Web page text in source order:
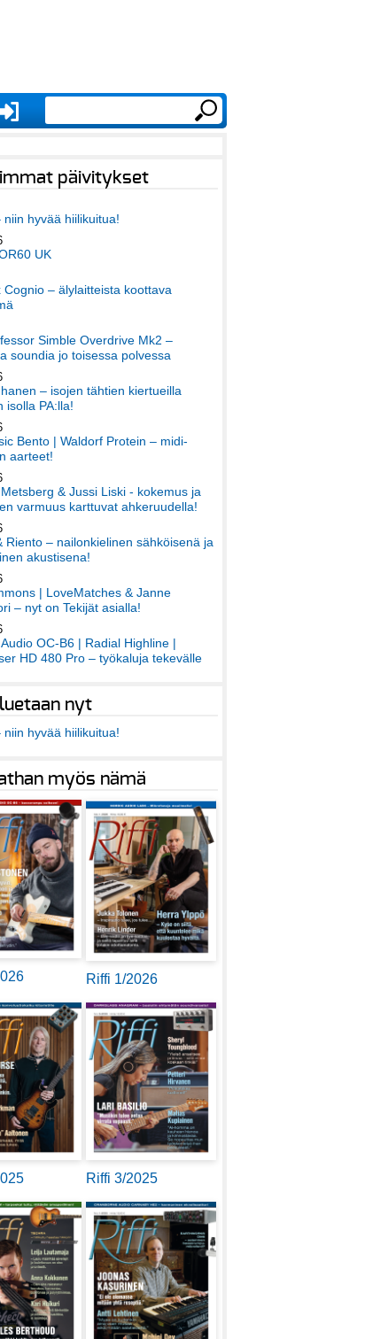
päivitykset
niin hyvää hiilikuitua!
UK
Cognio – älylaitteista koottava
Simble Overdrive Mk2 –
soundia jo toisessa polvessa
– isojen tähtien kiertueilla
isolla PA:lla!
Bento | Waldorf Protein – midi-
aarteet!
& Jussi Liski - kokemus ja
varmuus karttuvat ahkeruudella!
Riento – nailonkielinen sähköisenä ja
akustisena!
| LoveMatches & Janne
– nyt on Tekijät asialla!
OC-B6 | Radial Highline |
HD 480 Pro – työkaluja tekevälle
nyt
niin hyvää hiilikuitua!
myös nämä
Riffi 1/2026
Riffi 3/2025